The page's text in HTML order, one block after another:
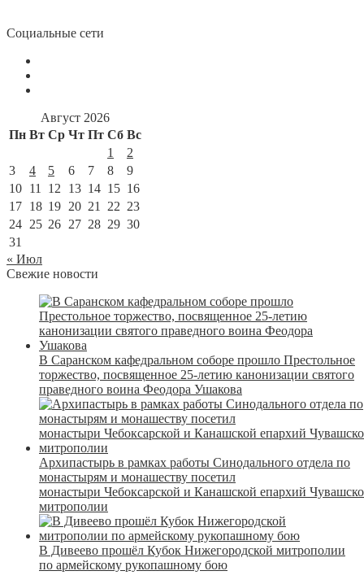
Социальные сети
Август 2026
Пн Вт Ср Чт Пт Сб Вс
1
2
3
4 5 6 7 8
9
10 11 12 13 14 15 16
17 18 19 20 21 22 23
24 25 26 27 28 29 30
31
« Июл
Свежие новости
В Саранском кафедральном соборе прошло Престольное
торжество, посвященное 25-летию канонизации святого
праведного воина Феодора Ушакова
Архипастырь в рамках работы Синодального отдела по
монастырям и монашеству посетил
монастыри Чебоксарской и Канашской епархий
митрополии
В Дивеево прошёл Кубок Нижегородской митрополии
по армейскому рукопашному бою